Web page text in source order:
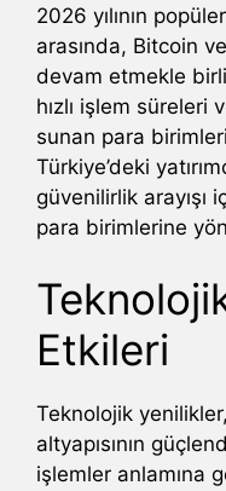
2026 yılının
arasında, Bitcoin
devam etmekle
hızlı işlem süreleri
sunan para
Türkiye’deki
güvenilirlik arayışı
para birimlerine
Etkileri
Teknolojik
altyapısının
işlemler anlamına